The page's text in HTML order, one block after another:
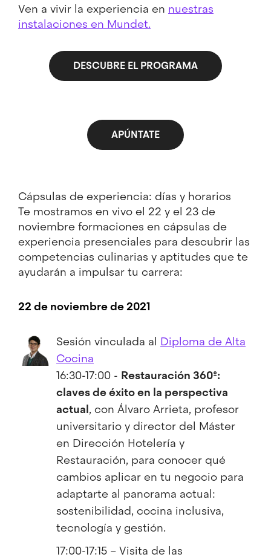
Ven a vivir la experiencia en nuestras
instalaciones en Mundet.
DESCUBRE EL PROGRAMA
APÚNTATE
Cápsulas de experiencia: días y horarios
Te mostramos en vivo el 22 y el 23 de
noviembre formaciones en cápsulas de
experiencia presenciales para descubrir las
competencias culinarias y aptitudes que te
ayudarán a impulsar tu carrera:
22 de noviembre de 2021
Sesión vinculada al Diploma de Alta
Cocina
16:30-17:00 - Restauración 360º:
claves de éxito en la perspectiva
actual, con Álvaro Arrieta, profesor
universitario y director del Máster
en Dirección Hotelería y
Restauración, para conocer qué
cambios aplicar en tu negocio para
adaptarte al panorama actual:
sostenibilidad, cocina inclusiva,
tecnología y gestión.
17:00-17:15 – Visita de las